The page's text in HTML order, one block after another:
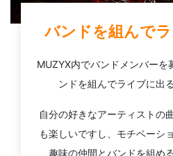
バンドを組んで
MUZYX内でバンドメンバーを
ンドを組んでライブに出
自分の好きなアーティストの
も楽しいですし、モチベーシ
趣味の仲間とバンドを組め